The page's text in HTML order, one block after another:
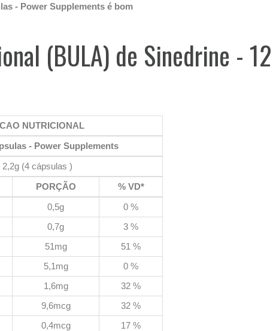
- Power Supplements é bom
(BULA) de Sinedrine -
NUTRICIONAL
- Power Supplements
2,2g (4 cápsulas )
PORÇÃO
% VD*
0,5g
0 %
0,7g
3 %
51mg
51 %
5,1mg
0 %
1,6mg
32 %
9,6mcg
32 %
0,4mcg
17 %